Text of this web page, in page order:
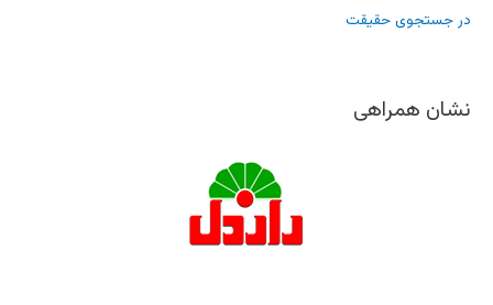
در جستجوی حقیقت
نشان همراهی